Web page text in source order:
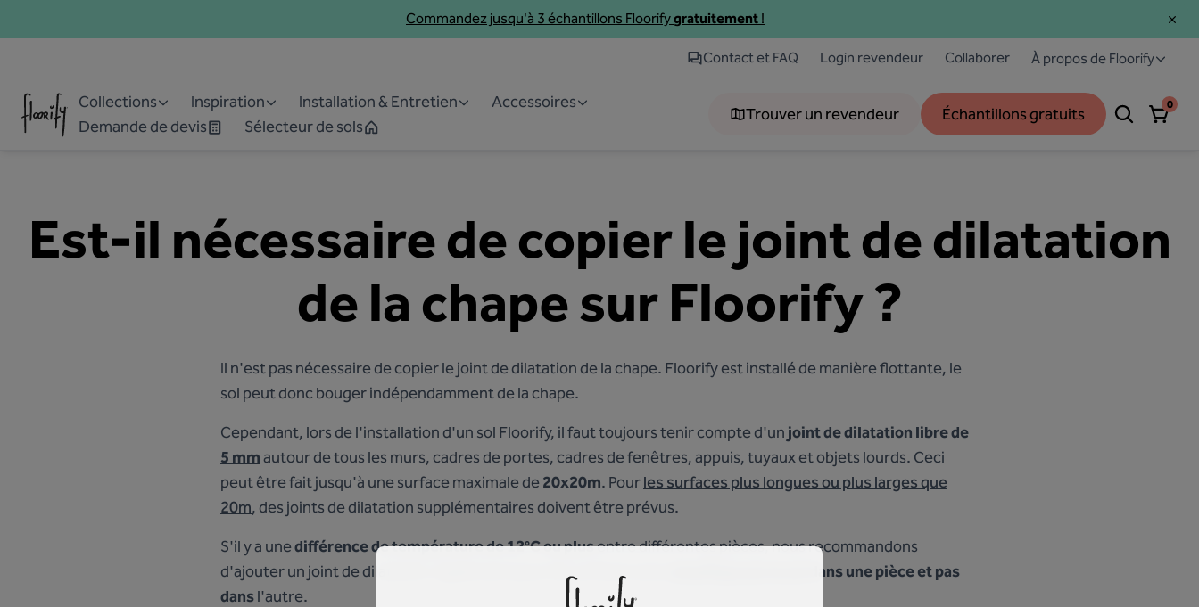
Commandez jusqu'à 3 échantillons Floorifygratuitement !
Contact et FAQ Login revendeur Collaborer À propos de Floorify
Collections Inspiration Installation & Entretien
Accessoires
Demande de devis
Sélecteur de sols
Trouver un revendeur Échantillons gratuits 0
Est-il nécessaire de copier le joint de dilatation
de la chape sur Floorify ?
Il n'est pas nécessaire de copier le joint de dilatation de la chape. Floorify est installé de manière flottante, le
sol peut donc bouger indépendamment de la chape.
Cependant, lors de l'installation d'un sol Floorify, il faut toujours tenir compte d'un joint de dilatation libre de
5 mmautour de tous les murs, cadres de portes, cadres de fenêtres, appuis, tuyaux et objets lourds. Ceci
peut être fait jusqu'à une surface maximale de20x20m. Pourles surfaces plus longues ou plus larges que
20m, des joints de dilatation supplémentaires doivent être prévus.
S'il y a unedifférence de température de 12°C ou plusentre différentes pièces, nous recommandons
d'ajouter un joint de dilatation. Egalement pour les surfaces avec
dans une pièce et pas
dansl'autre.